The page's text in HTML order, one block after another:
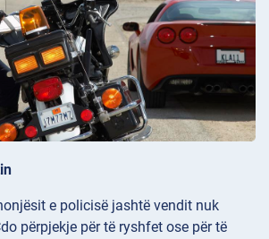
e policisë jashtë vendit nuk
përpjekje për të ryshfet ose për të